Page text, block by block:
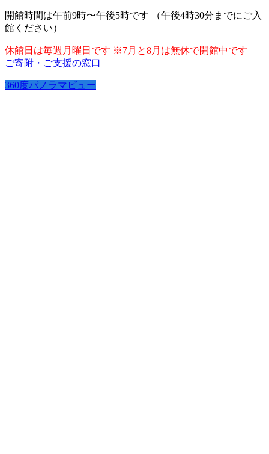
開館時間は午前9時〜午後5時です （午後4時30分までにご入
館ください）
休館日は毎週月曜日です ※7月と8月は無休で開館中です
ご寄附・ご支援の窓口
360度パノラマビュー